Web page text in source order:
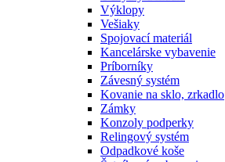
Výklopy
Vešiaky
Spojovací materiál
Kancelárske vybavenie
Príborníky
Závesný systém
Kovanie na sklo, zrkadlo
Zámky
Konzoly podperky
Relingový systém
Odpadkové koše